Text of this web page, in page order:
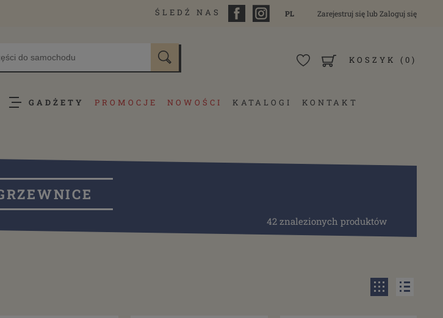
ŚLEDŹ NAS PL Zarejestruj sięlub Zaloguj się
KOSZYK (0)
GADŻETY PROMOCJE NOWOŚCI KATALOGI KONTAKT
42 znalezionych produktów